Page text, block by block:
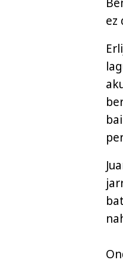
ez